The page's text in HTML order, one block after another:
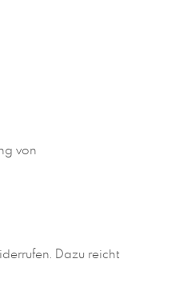
von
Dazu reicht